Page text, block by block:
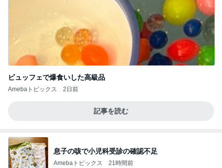
ビュッフェで爆食いした高級品
Amebaトピックス 2日前
記事を読む
息子の咳で小児科受診の確認不足
Amebaトピックス 21時間前